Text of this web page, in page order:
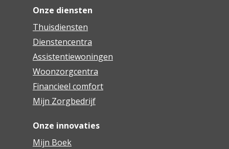
Onze diensten
Thuisdiensten
Dienstencentra
Assistentiewoningen
Woonzorgcentra
Financieel comfort
Mijn Zorgbedrijf
Onze innovaties
Mijn Boek